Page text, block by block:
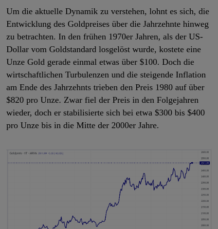
Um die aktuelle Dynamik zu verstehen, lohnt es sich, die
Entwicklung des Goldpreises über die Jahrzehnte hinweg
zu betrachten. In den frühen 1970er Jahren, als der US-
Dollar vom Goldstandard losgelöst wurde, kostete eine
Unze Gold gerade einmal etwas über $100. Doch die
wirtschaftlichen Turbulenzen und die steigende Inflation
am Ende des Jahrzehnts trieben den Preis 1980 auf über
$820 pro Unze. Zwar fiel der Preis in den Folgejahren
wieder, doch er stabilisierte sich bei etwa $300 bis $400
pro Unze bis in die Mitte der 2000er Jahre.